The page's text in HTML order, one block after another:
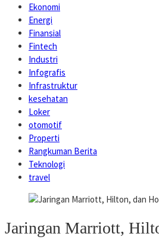
Ekonomi
Energi
Finansial
Fintech
Industri
Infografis
Infrastruktur
kesehatan
Loker
otomotif
Properti
Rangkuman Berita
Teknologi
travel
Jaringan Marriott,